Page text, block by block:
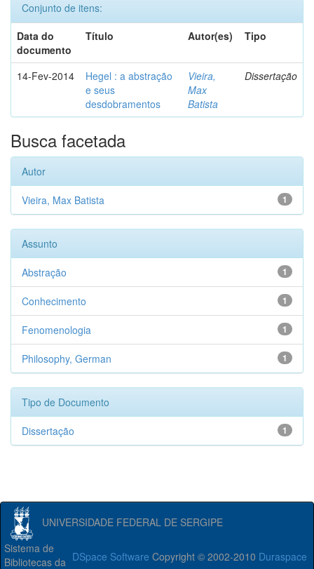
Conjunto de itens:
Data do
documento
Título Autor(es) Tipo
14-Fev-2014
Hegel : a abstração
e seus
desdobramentos
Vieira,
Max
Batista
Dissertação
Busca facetada
Autor
1
Vieira, Max Batista
Assunto
1
Abstração
1
Conhecimento
1
Fenomenologia
1
Philosophy, German
Tipo de Documento
1
Dissertação
UNIVERSIDADE FEDERAL DE SERGIPE
DSpace Software Copyright © 2002-2010 Duraspace
Sistema de
Bibliotecas da